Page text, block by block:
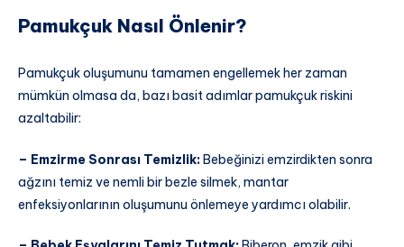
Pamukçuk Nasıl Önlenir?
Pamukçuk oluşumunu tamamen engellemek her zaman
mümkün olmasa da, bazı basit adımlar pamukçuk riskini
azaltabilir:
– Emzirme Sonrası Temizlik:Bebeğinizi emzirdikten sonra
ağzını temiz ve nemli bir bezle silmek, mantar
enfeksiyonlarının oluşumunu önlemeye yardımcı olabilir.